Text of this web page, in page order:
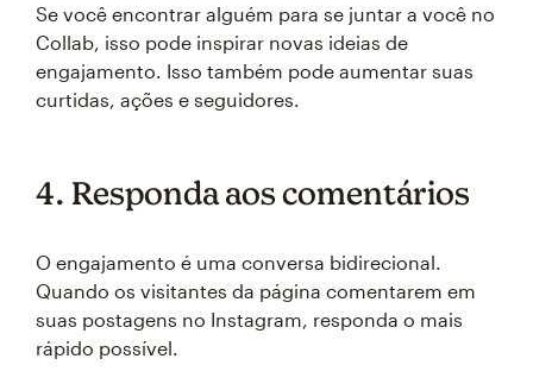
Se você encontrar alguém para se juntar a você no
Collab, isso pode inspirar novas ideias de
engajamento. Isso também pode aumentar suas
curtidas, ações e seguidores.
4. Responda aos comentários
O engajamento é uma conversa bidirecional.
Quando os visitantes da página comentarem em
suas postagens no Instagram, responda o mais
rápido possível.